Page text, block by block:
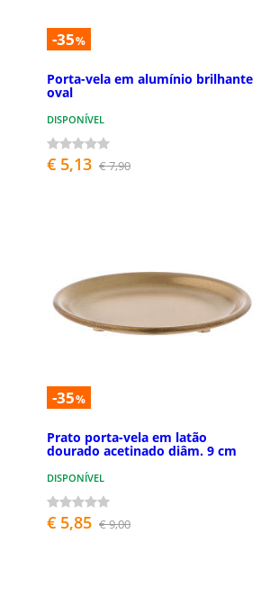
-35%
Porta-vela em alumínio brilhante
oval
DISPONÍVEL
€ 5,13 € 7,90
-35%
Prato porta-vela em latão
dourado acetinado diâm. 9 cm
DISPONÍVEL
€ 5,85 € 9,00